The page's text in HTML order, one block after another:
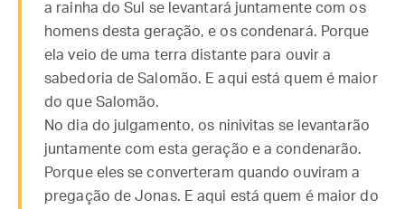
a rainha do Sul se levantará juntamente com os
homens desta geração, e os condenará. Porque
ela veio de uma terra distante para ouvir a
sabedoria de Salomão. E aqui está quem é maior
do que Salomão.
No dia do julgamento, os ninivitas se levantarão
juntamente com esta geração e a condenarão.
Porque eles se converteram quando ouviram a
pregação de Jonas. E aqui está quem é maior do